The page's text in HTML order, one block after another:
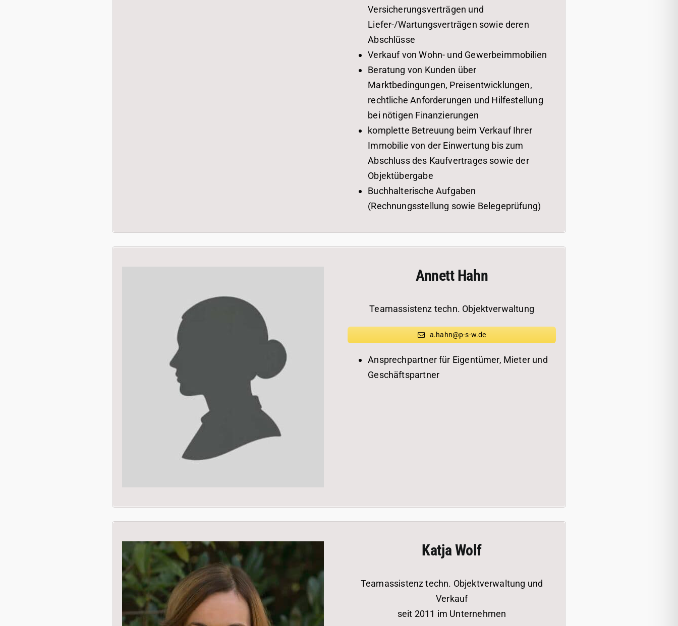
Versicherungsverträgen und
Liefer-/Wartungsverträgen sowie deren
Abschlüsse
Verkauf von Wohn- und Gewerbeimmobilien
Beratung von Kunden über
Marktbedingungen, Preisentwicklungen,
rechtliche Anforderungen und Hilfestellung
bei nötigen Finanzierungen
komplette Betreuung beim Verkauf Ihrer
Immobilie von der Einwertung bis zum
Abschluss des Kaufvertrages sowie der
Objektübergabe
Buchhalterische Aufgaben
(Rechnungsstellung sowie Belegeprüfung)
Annett Hahn
Teamassistenz techn. Objektverwaltung
a.hahn@p-s-w.de
Ansprechpartner für Eigentümer, Mieter und
Geschäftspartner
Katja Wolf
Teamassistenz techn. Objektverwaltung und
Verkauf
seit 2011 im Unternehmen